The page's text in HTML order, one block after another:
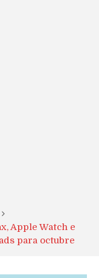
Apple Watch e
para octubre